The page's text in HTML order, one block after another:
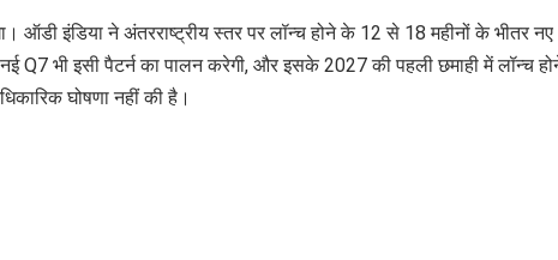
इंडिया ने अंतरराष्ट्रीय स्तर पर लॉन्च होने के 12 से 18 महीनों के भीतर नए
Q7 भी इसी पैटर्न का पालन करेगी, और इसके 2027 की पहली छमाही में लॉन्च
घोषणा नहीं की है।